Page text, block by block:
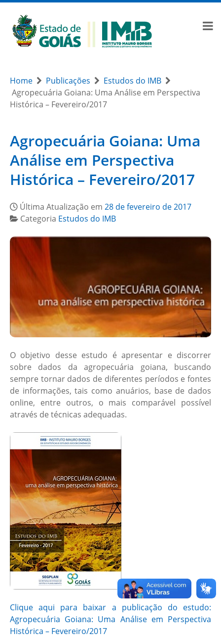
Home Publicações
Estudos do IMB
Agropecuária Goiana: Uma Análise em Perspectiva
Histórica – Fevereiro/2017
Agropecuária Goiana: Uma
Análise em Perspectiva
Histórica – Fevereiro/2017
Última Atualização em 28 de fevereiro de 2017
Categoria Estudos do IMB
O objetivo desse estudo é apresentar e discorrer
sobre dados da agropecuária goiana, buscando
sempre tornar dados de diferentes períodos e fontes
de informações, tais como anuários, base de dados
online, entre outros, o mais comparável possível
através de técnicas adequadas.
Clique aqui para baixar a publicação do estudo:
Agropecuária Goiana: Uma Análise em Perspectiva
Histórica – Fevereiro/2017